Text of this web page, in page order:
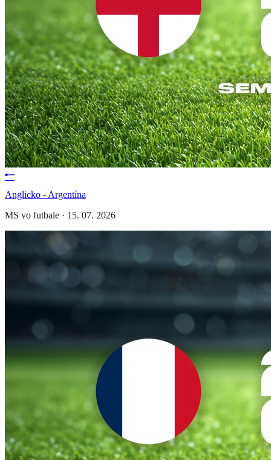
Anglicko - Argentína
MS vo futbale · 15. 07. 2026